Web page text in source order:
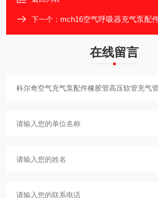
下一个： mch16空气呼吸器充气泵配件
在线留言